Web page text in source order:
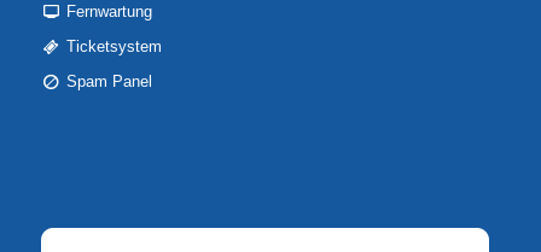
Fernwartung
Ticketsystem
Spam Panel